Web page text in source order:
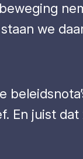
we
En juist